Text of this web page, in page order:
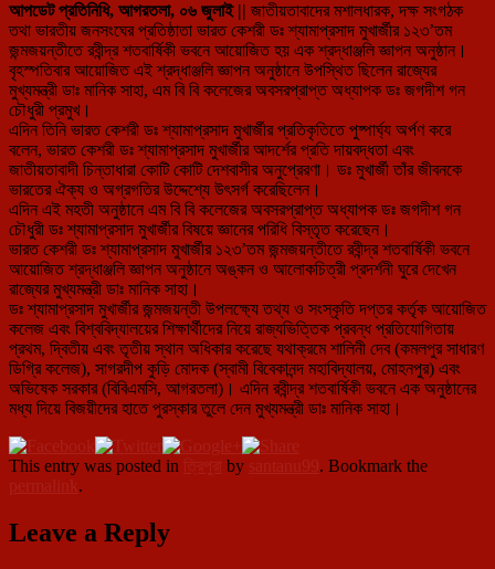
আপডেট প্রতিনিধি, আগরতলা, ০৬ জুলাই || জাতীয়তাবাদের মশালধারক, দক্ষ সংগঠক
তথা ভারতীয় জনসংঘের প্রতিষ্ঠাতা ভারত কেশরী ডঃ শ্যামাপ্রসাদ মুখার্জীর ১২৩’তম
জন্মজয়ন্তীতে রবীন্দ্র শতবার্ষিকী ভবনে আয়োজিত হয় এক শ্রদ্ধাঞ্জলি জ্ঞাপন অনুষ্ঠান।
বৃহস্পতিবার আয়োজিত এই শ্রদ্ধাঞ্জলি জ্ঞাপন অনুষ্ঠানে উপস্থিত ছিলেন রাজ্যের
মুখ্যমন্ত্রী ডাঃ মানিক সাহা, এম বি বি কলেজের অবসরপ্রাপ্ত অধ্যাপক ডঃ জগদীশ গন
চৌধুরী প্রমুখ।
এদিন তিনি ভারত কেশরী ডঃ শ্যামাপ্রসাদ মুখার্জীর প্রতিকৃতিতে পুষ্পার্ঘ্য অর্পণ করে
বলেন, ভারত কেশরী ডঃ শ্যামাপ্রসাদ মুখার্জীর আদর্শের প্রতি দায়বদ্ধতা এবং
জাতীয়তাবাদী চিন্তাধারা কোটি কোটি দেশবাসীর অনুপ্রেরণা। ডঃ মুখার্জী তাঁর জীবনকে
ভারতের ঐক্য ও অগ্রগতির উদ্দেশ্যে উৎসর্গ করেছিলেন।
এদিন এই মহতী অনুষ্ঠানে এম বি বি কলেজের অবসরপ্রাপ্ত অধ্যাপক ডঃ জগদীশ গন
চৌধুরী ডঃ শ্যামাপ্রসাদ মুখার্জীর বিষয়ে জ্ঞানের পরিধি বিস্তৃত করেছেন।
ভারত কেশরী ডঃ শ্যামাপ্রসাদ মুখার্জীর ১২৩’তম জন্মজয়ন্তীতে রবীন্দ্র শতবার্ষিকী ভবনে
আয়োজিত শ্রদ্ধাঞ্জলি জ্ঞাপন অনুষ্ঠানে অঙ্কন ও আলোকচিত্রী প্রদর্শনী ঘুরে দেখেন
রাজ্যের মুখ্যমন্ত্রী ডাঃ মানিক সাহা।
ডঃ শ্যামাপ্রসাদ মুখার্জীর জন্মজয়ন্তী উপলক্ষ্যে তথ্য ও সংস্কৃতি দপ্তর কর্তৃক আয়োজিত
কলেজ এবং বিশ্ববিদ্যালয়ের শিক্ষার্থীদের নিয়ে রাজ্যভিত্তিক প্রবন্ধ প্রতিযোগিতায়
প্রথম, দ্বিতীয় এবং তৃতীয় স্থান অধিকার করেছে যথাক্রমে শালিনী দেব (কমলপুর সাধারণ
ডিগ্রি কলেজ), সাগরদীপ কুড়ি মোদক‌ (স্বামী বিবেকানন্দ মহাবিদ্যালয়, মোহনপুর) এবং
অভিষেক সরকার (বিবিএমসি, আগরতলা)। এদিন রবীন্দ্র শতবার্ষিকী ভবনে এক অনুষ্ঠানের
মধ্য দিয়ে বিজয়ীদের হাতে পুরস্কার তুলে দেন মুখ্যমন্ত্রী ডাঃ মানিক সাহা।
This entry was posted in ত্রিপুরা by santanu99. Bookmark the
permalink.
Leave a Reply